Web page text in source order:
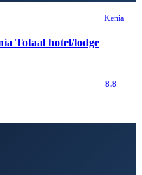
Kenia
Totaal hotel/lodge
8.8